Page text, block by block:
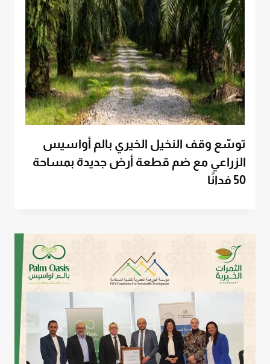
توسّع وقف النخيل الخيري بالم أواسيس
الزراعي مع ضم قطعة أرض جديدة بمساحة
50 فدانًا